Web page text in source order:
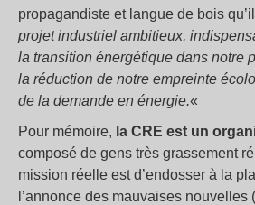
propagandiste et langue de bois
projet industriel ambitieux,
la transition énergétique dans notre
la réduction de notre empreinte
de la demande en énergie.«
Pour mémoire, la CRE est un
composé de gens très grassement
mission réelle est d’endosser à la
l’annonce des mauvaises nouvelles